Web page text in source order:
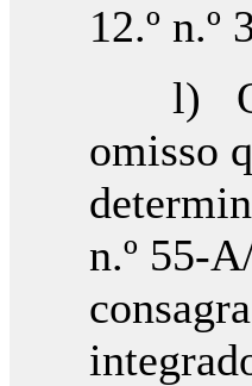
12.º n.º
l) O
omisso
n.º 55-